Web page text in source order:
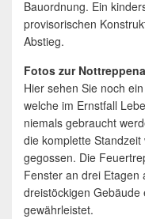
Bauordnung. Ein
provisorischen
Abstieg.
Fotos zur
Hier sehen Sie noch
welche im Ernstfall
niemals gebraucht
die komplette
gegossen. Die
Fenster an drei Etagen
dreistöckigen Gebäude
gewährleistet.